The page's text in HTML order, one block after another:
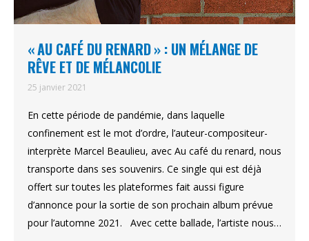
« AU CAFÉ DU RENARD » : UN MÉLANGE DE
RÊVE ET DE MÉLANCOLIE
25 janvier 2021
En cette période de pandémie, dans laquelle
confinement est le mot d’ordre, l’auteur-compositeur-
interprète Marcel Beaulieu, avec Au café du renard, nous
transporte dans ses souvenirs. Ce single qui est déjà
offert sur toutes les plateformes fait aussi figure
d’annonce pour la sortie de son prochain album prévue
pour l’automne 2021. Avec cette ballade, l’artiste nous…